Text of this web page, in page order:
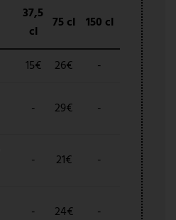
37,5
cl
75 cl 150 cl
15€ 26€
-
- 29€ -
- 21€ -
- 24€ -